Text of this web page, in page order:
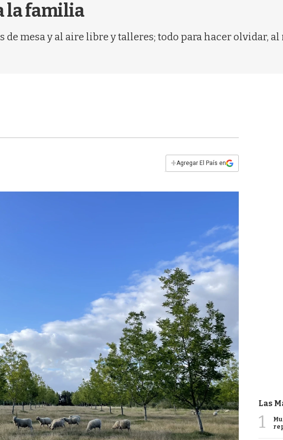
la familia
de mesa y al aire libre y talleres; todo para hacer olvidar,
+Agregar El País en
Las
1